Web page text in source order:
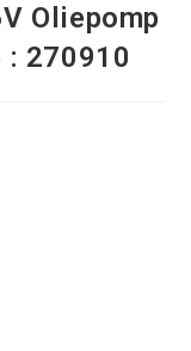
Oliepomp
: 270910